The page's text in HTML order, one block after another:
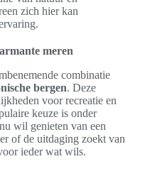
zich hier kan
meren
combinatie
bergen. Deze
voor recreatie en
keuze is onder
wil genieten van een
of de uitdaging zoekt van
ieder wat wils.